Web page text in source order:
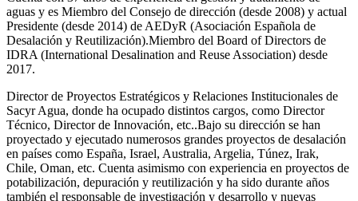
aguas y es Miembro del Consejo de dirección (desde 2008) y actual
Presidente (desde 2014) de AEDyR (Asociación Española de
Desalación y Reutilización).Miembro del Board of Directors de
IDRA (International Desalination and Reuse Association) desde
2017.
Director de Proyectos Estratégicos y Relaciones Institucionales de
Sacyr Agua, donde ha ocupado distintos cargos, como Director
Técnico, Director de Innovación, etc..Bajo su dirección se han
proyectado y ejecutado numerosos grandes proyectos de desalación
en países como España, Israel, Australia, Argelia, Túnez, Irak,
Chile, Oman, etc. Cuenta asimismo con experiencia en proyectos de
potabilización, depuración y reutilización y ha sido durante años
también el responsable de investigación y desarrollo y nuevas